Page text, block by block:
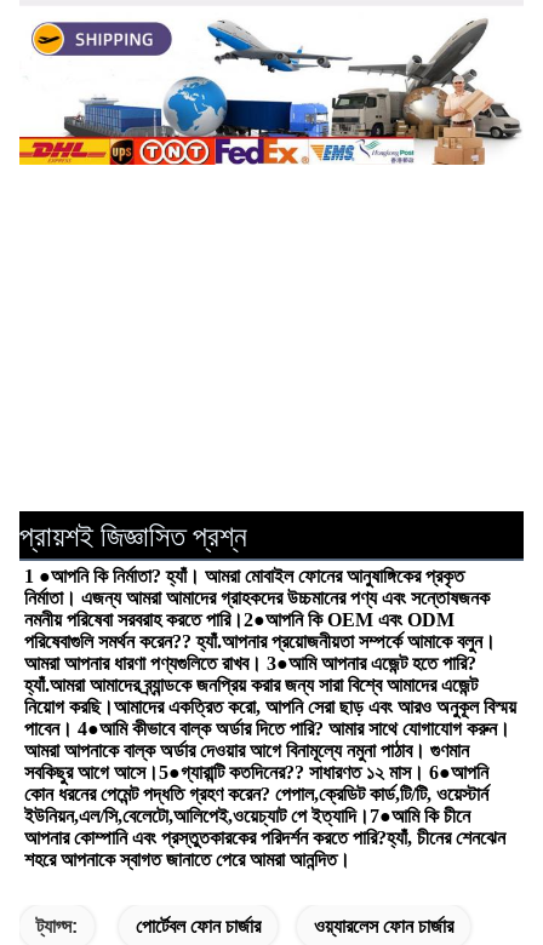
প্রায়শই জিজ্ঞাসিত প্রশ্ন
1 ●আপনি কি নির্মাতা? হ্যাঁ। আমরা মোবাইল ফোনের আনুষাঙ্গিকের প্রকৃত
নির্মাতা। এজন্য আমরা আমাদের গ্রাহকদের উচ্চমানের পণ্য এবং সন্তোষজনক
নমনীয় পরিষেবা সরবরাহ করতে পারি।2●আপনি কি OEM এবং ODM
পরিষেবাগুলি সমর্থন করেন?? হ্যাঁ.আপনার প্রয়োজনীয়তা সম্পর্কে আমাকে বলুন।
আমরা আপনার ধারণা পণ্যগুলিতে রাখব। 3●আমি আপনার এজেন্ট হতে পারি?
হ্যাঁ.আমরা আমাদের ব্র্যান্ডকে জনপ্রিয় করার জন্য সারা বিশ্বে আমাদের এজেন্ট
নিয়োগ করছি।আমাদের একত্রিত করো, আপনি সেরা ছাড় এবং আরও অনুকূল বিস্ময়
পাবেন। 4●আমি কীভাবে বাল্ক অর্ডার দিতে পারি? আমার সাথে যোগাযোগ করুন।
আমরা আপনাকে বাল্ক অর্ডার দেওয়ার আগে বিনামূল্যে নমুনা পাঠাব। গুণমান
সবকিছুর আগে আসে।5●গ্যারান্টি কতদিনের?? সাধারণত ১২ মাস। 6●আপনি
কোন ধরনের পেমেন্ট পদ্ধতি গ্রহণ করেন? পেপাল,ক্রেডিট কার্ড,টি/টি, ওয়েস্টার্ন
ইউনিয়ন,এল/সি,বেলেটো,আলিপেই,ওয়েচ্যাট পে ইত্যাদি।7●আমি কি চীনে
আপনার কোম্পানি এবং প্রস্তুতকারকের পরিদর্শন করতে পারি?হ্যাঁ, চীনের শেনঝেন
শহরে আপনাকে স্বাগত জানাতে পেরে আমরা আনন্দিত।
ট্যাগ্স: পোর্টেবল ফোন চার্জার ওয়্যারলেস ফোন চার্জার